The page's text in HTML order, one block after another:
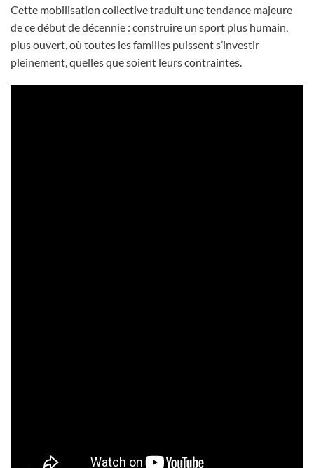
Cette mobilisation collective traduit une tendance majeure
de ce début de décennie : construire un sport plus humain,
plus ouvert, où toutes les familles puissent s’investir
pleinement, quelles que soient leurs contraintes.